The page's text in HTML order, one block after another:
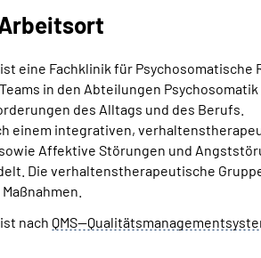
eine Fachklinik für
in den Abteilungen
des Alltags und des Berufs.
einem integrativen,
Affektive Störungen und
Die verhaltenstherapeutische
nach QMS--